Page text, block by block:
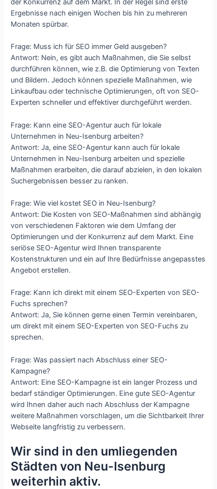
der Konkurrenz auf dem Markt. In der Regel sind erste
Ergebnisse nach einigen Wochen bis hin zu mehreren
Monaten spürbar.
Frage: Muss ich für SEO immer Geld ausgeben?
Antwort: Nein, es gibt auch Maßnahmen, die Sie selbst
durchführen können, wie z.B. die Optimierung von Texten
und Bildern. Jedoch können spezielle Maßnahmen, wie
Linkaufbau oder technische Optimierungen, oft von SEO-
Experten schneller und effektiver durchgeführt werden.
Frage: Kann eine SEO-Agentur auch für lokale
Unternehmen in Neu-Isenburg arbeiten?
Antwort: Ja, eine SEO-Agentur kann auch für lokale
Unternehmen in Neu-Isenburg arbeiten und spezielle
Maßnahmen erarbeiten, die darauf abzielen, in den lokalen
Suchergebnissen besser zu ranken.
Frage: Wie viel kostet SEO in Neu-Isenburg?
Antwort: Die Kosten von SEO-Maßnahmen sind abhängig
von verschiedenen Faktoren wie dem Umfang der
Optimierungen und der Konkurrenz auf dem Markt. Eine
seriöse SEO-Agentur wird Ihnen transparente
Kostenstrukturen und ein auf Ihre Bedürfnisse angepasstes
Angebot erstellen.
Frage: Kann ich direkt mit einem SEO-Experten von SEO-
Fuchs sprechen?
Antwort: Ja, Sie können gerne einen Termin vereinbaren,
um direkt mit einem SEO-Experten von SEO-Fuchs zu
sprechen.
Frage: Was passiert nach Abschluss einer SEO-
Kampagne?
Antwort: Eine SEO-Kampagne ist ein langer Prozess und
bedarf ständiger Optimierungen. Eine gute SEO-Agentur
wird Ihnen daher auch nach Abschluss der Kampagne
weitere Maßnahmen vorschlagen, um die Sichtbarkeit Ihrer
Webseite langfristig zu verbessern.
Wir sind in den umliegenden
Städten von Neu-Isenburg
weiterhin aktiv.